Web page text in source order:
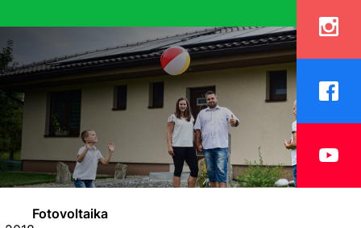
Fotovoltaika